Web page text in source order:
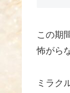
この期
怖がら
ミラク